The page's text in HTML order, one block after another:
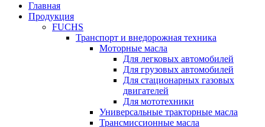
Главная
Продукция
FUCHS
Транспорт и внедорожная техника
Моторные масла
Для легковых автомобилей
Для грузовых автомобилей
Для стационарных газовых
двигателей
Для мототехники
Универсальные тракторные масла
Трансмиссионные масла